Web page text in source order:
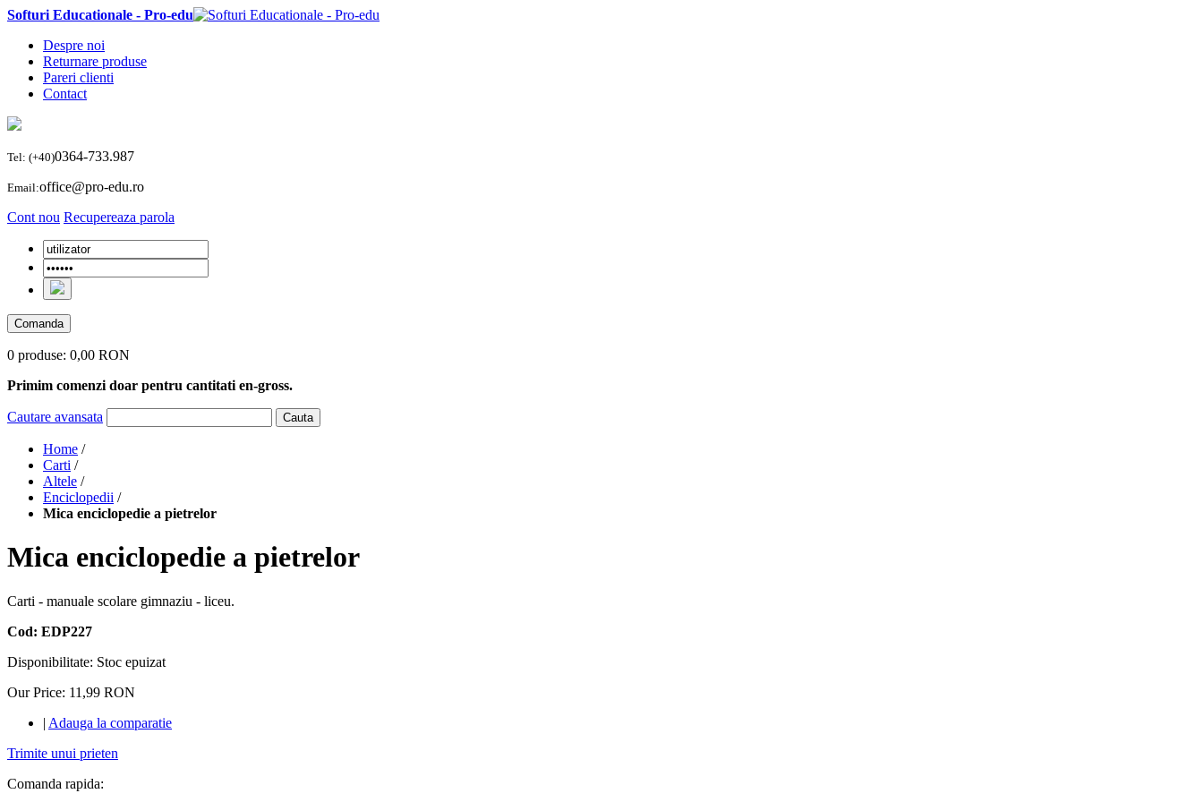
Softuri Educationale - Pro-edu
Despre noi
Returnare produse
Pareri clienti
Contact
Tel: (+40)0364-733.987
Email:office@pro-edu.ro
Cont nou Recupereaza parola
Comanda
0 produse: 0,00 RON
Primim comenzi doar pentru cantitati en-gross.
Cautare avansata Cauta
Home /
Carti /
Altele /
Enciclopedii /
Mica enciclopedie a pietrelor
Mica enciclopedie a pietrelor
Carti - manuale scolare gimnaziu - liceu.
Cod: EDP227
Disponibilitate: Stoc epuizat
Our Price: 11,99 RON
| Adauga la comparatie
Trimite unui prieten
Comanda rapida: